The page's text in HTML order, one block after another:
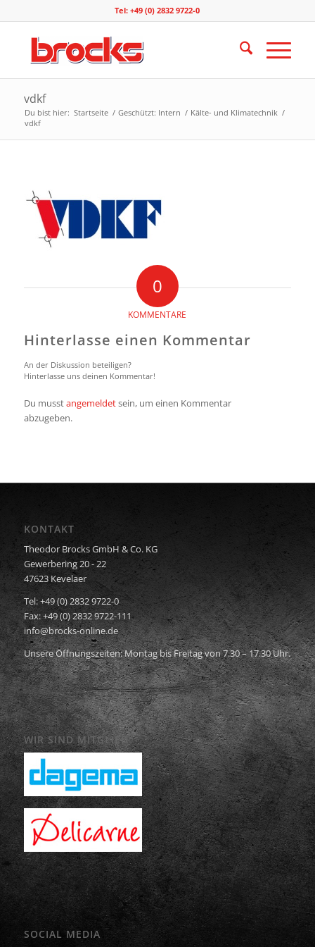
Tel: +49 (0) 2832 9722-0
vdkf
Du bist hier: Startseite / Geschützt: Intern / Kälte- und Klimatechnik /
vdkf
0
KOMMENTARE
Hinterlasse einen Kommentar
An der Diskussion beteiligen?
Hinterlasse uns deinen Kommentar!
Du musstangemeldetsein, um einen Kommentar
abzugeben.
KONTAKT
Theodor Brocks GmbH & Co. KG
Gewerbering 20 - 22
47623 Kevelaer
Tel: +49 (0) 2832 9722-0
Fax: +49 (0) 2832 9722-111
info@brocks-online.de
Unsere Öffnungszeiten: Montag bis Freitag von 7.30 – 17.30 Uhr.
WIR SIND MITGLIED
SOCIAL MEDIA